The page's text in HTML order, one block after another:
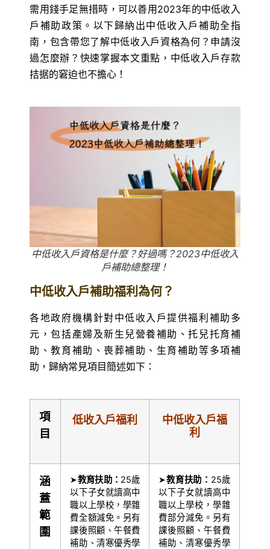
需用錢手足無措時，可以善用2023年的中低收入
戶補助政策。以下歸納出中低收入戶補助全指
南，包含帶您了解中低收入戶資格為何？申請沒
過怎麼辦？快速掌握本文重點，中低收入戶存款
拮据的窘迫也不擔心！
中低收入戶資格是什麼？好過嗎？2023中低收入
戶補助總整理！
中低收入戶補助福利為何？
各地政府機構針對中低收入戶提供福利補助多
元，包括產婦及新生兒營養補助、托兒托育補
助、教育補助、喪葬補助、生育補助等多項補
助，歸納常見項目簡述如下：
項
目
低收入戶福利
中低收入戶福
利
涵
蓋
範
圍
➤教育扶助： 25歲
以下子女就讀高中
職以上學校，學雜
費全額減免。另有
課後照顧、午餐費
補助、清寒優秀學
➤教育扶助： 25歲
以下子女就讀高中
職以上學校，學雜
費部分減免。另有
課後照顧、午餐費
補助、清寒優秀學